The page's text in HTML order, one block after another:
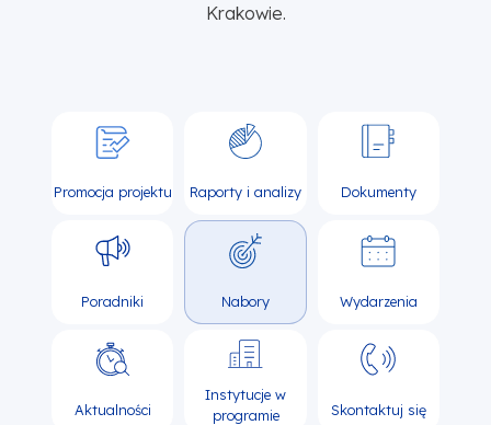
Krakowie.
Promocja projektu Raporty i analizy Dokumenty
Poradniki Nabory Wydarzenia
Aktualności
Instytucje w
programie
Skontaktuj się